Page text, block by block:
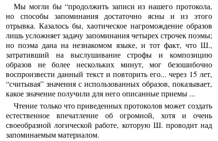
Мы могли бы “продолжить записи из нашего протокола,
но способы запоминания достаточно ясны и из этого
отрывка. Казалось бы, хаотическое нагромождение образов
лишь усложняет задачу запоминания четырех строчек поэмы;
но поэма дана на незнакомом языке, и тот факт, что Ш.,
затративший на выслушивание строфы и композицию
образов не более нескольких минут, мог безошибочно
воспроизвести данный текст и повторить его... через 15 лет,
“считывая” значения с использованных образов, показывает,
какое значение получили для него описанные приемы ...
Чтение только что приведенных протоколов может создать
естественное впечатление об огромной, хотя и очень
своеобразной логической работе, которую Ш. проводит над
запоминаемым материалом.